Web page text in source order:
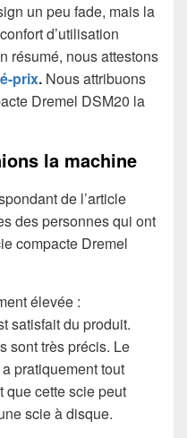
un peu fade, mais la
d’utilisation
résumé, nous attestons
prix. Nous attribuons
Dremel DSM20 la
la machine
de l’article
des personnes qui ont
compacte Dremel
élevée :
satisfait du produit.
sont très précis. Le
pratiquement tout
que cette scie peut
scie à disque.